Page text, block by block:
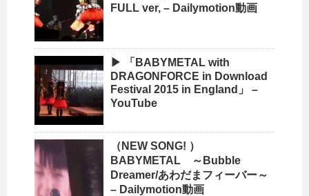
FULL ver, – Dailymotion動画
▶ 「BABYMETAL with
DRAGONFORCE in Download
Festival 2015 in England」 –
YouTube
（NEW SONG! ）
BABYMETAL ～Bubble
Dreamer/あわだまフィーバー～
– Dailymotion動画